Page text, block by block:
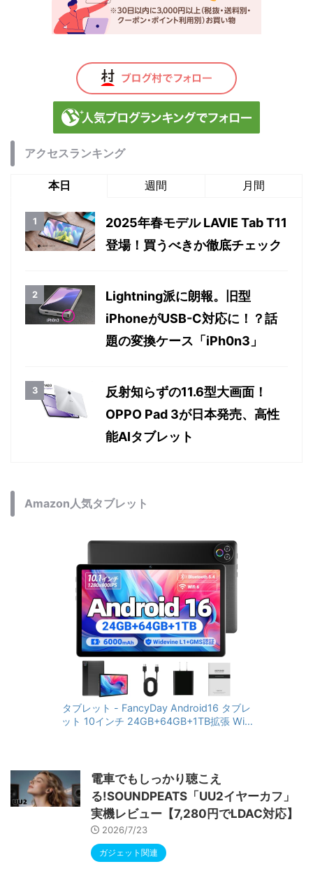
アクセスランキング
本日 週間 月間
2025年春モデル LAVIE Tab T11
登場！買うべきか徹底チェック
Lightning派に朗報。旧型
iPhoneがUSB-C対応に！？話
題の変換ケース「iPh0n3」
反射知らずの11.6型大画面！
OPPO Pad 3が日本発売、高性
能AIタブレット
Amazon人気タブレット
タブレット - FancyDay Android16 タブレ
ット 10インチ 24GB+64GB+1TB拡張 WiFi
RGBライト 児童守護 IPS画面 日本語説明書
電車でもしっかり聴こえ
る!SOUNDPEATS「UU2イヤーカフ」
実機レビュー【7,280円でLDAC対応】
2026/7/23
ガジェット関連